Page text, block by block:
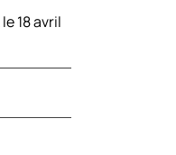
18 avril